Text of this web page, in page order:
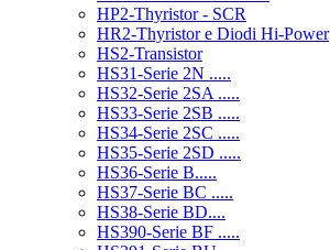
HP2-Thyristor - SCR
HR2-Thyristor e Diodi Hi-Power
HS2-Transistor
HS31-Serie 2N .....
HS32-Serie 2SA .....
HS33-Serie 2SB .....
HS34-Serie 2SC .....
HS35-Serie 2SD .....
HS36-Serie B.....
HS37-Serie BC .....
HS38-Serie BD....
HS390-Serie BF .....